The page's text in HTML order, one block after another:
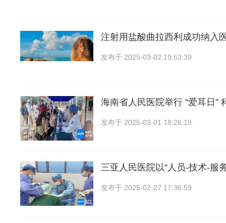
注射用盐酸曲拉西利成功纳入
发布于 2025-03-02 19:53:39
海南省人民医院举行 “爱耳日”
发布于 2025-03-01 18:26:19
三亚人民医院以“人员-技术-服
发布于 2025-02-27 17:36:59